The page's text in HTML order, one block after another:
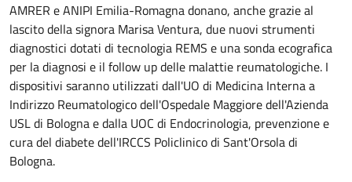
AMRER e ANIPI Emilia-Romagna donano, anche grazie al
lascito della signora Marisa Ventura, due nuovi strumenti
diagnostici dotati di tecnologia REMS e una sonda ecografica
per la diagnosi e il follow up delle malattie reumatologiche. I
dispositivi saranno utilizzati dall'UO di Medicina Interna a
Indirizzo Reumatologico dell'Ospedale Maggiore dell'Azienda
USL di Bologna e dalla UOC di Endocrinologia, prevenzione e
cura del diabete dell'IRCCS Policlinico di Sant'Orsola di
Bologna.